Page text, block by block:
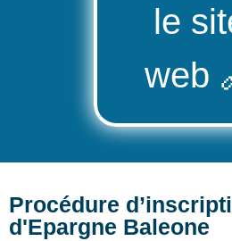
le
web
Procédure
d'Epargne Baleone